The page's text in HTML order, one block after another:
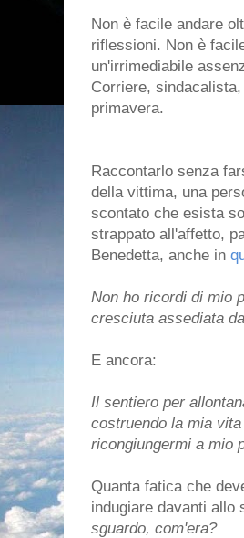
Non è facile andare
riflessioni. Non è
un'irrimediabile
Corriere,
primavera.
Raccontarlo senza
della vittima, una
scontato che esista
strappato all'affetto,
Benedetta, anche in
Non ho ricordi di mio
cresciuta assediata
E ancora:
Il sentiero per
costruendo la mia
ricongiungermi a mio
Quanta fatica che
indugiare davanti allo
sguardo, com'era?